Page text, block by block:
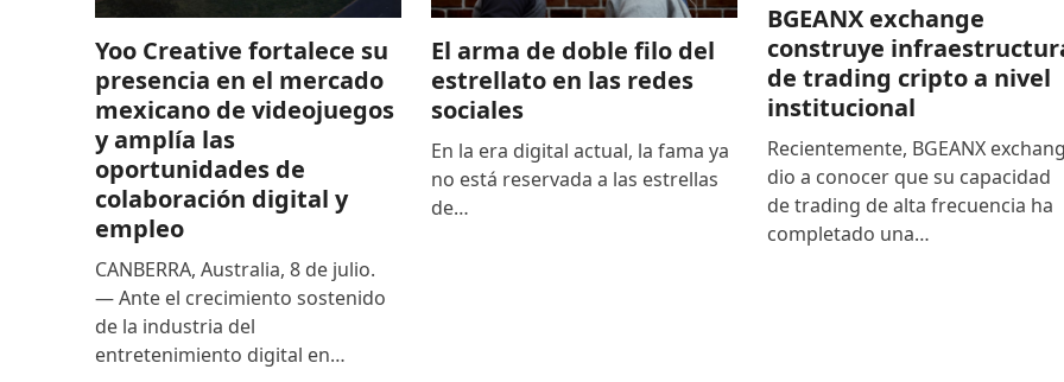
Yoo Creative fortalece su
presencia en el mercado
mexicano de videojuegos
y amplía las
oportunidades de
colaboración digital y
empleo
CANBERRA, Australia, 8 de julio.
— Ante el crecimiento sostenido
de la industria del
entretenimiento digital en…
El arma de doble filo del
estrellato en las redes
sociales
En la era digital actual, la fama ya
no está reservada a las estrellas
de…
BGEANX exchange
construye
de trading cripto a nivel
institucional
Recientemente, BGEANX
dio a conocer que su capacidad
de trading de alta frecuencia ha
completado una…